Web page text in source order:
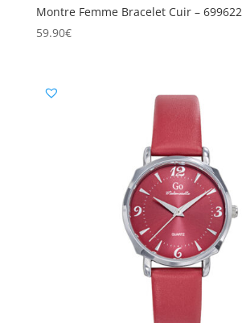
Montre Femme Bracelet Cuir – 699622
59.90€